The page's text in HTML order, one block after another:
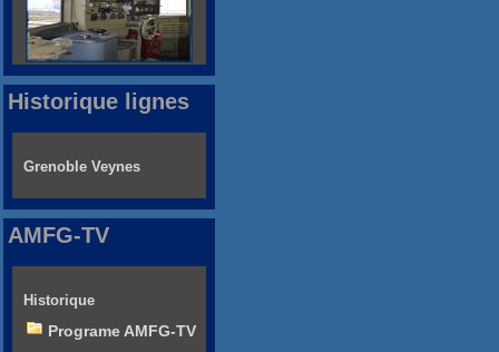
Historique lignes
Grenoble Veynes
AMFG-TV
Historique
Programe AMFG-TV